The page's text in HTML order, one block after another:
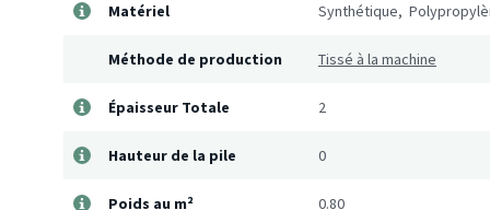
Matériel Synthétique,
Méthode de production Tissé à la machine
Épaisseur Totale 2
Hauteur de la pile 0
Poids au m² 0.80